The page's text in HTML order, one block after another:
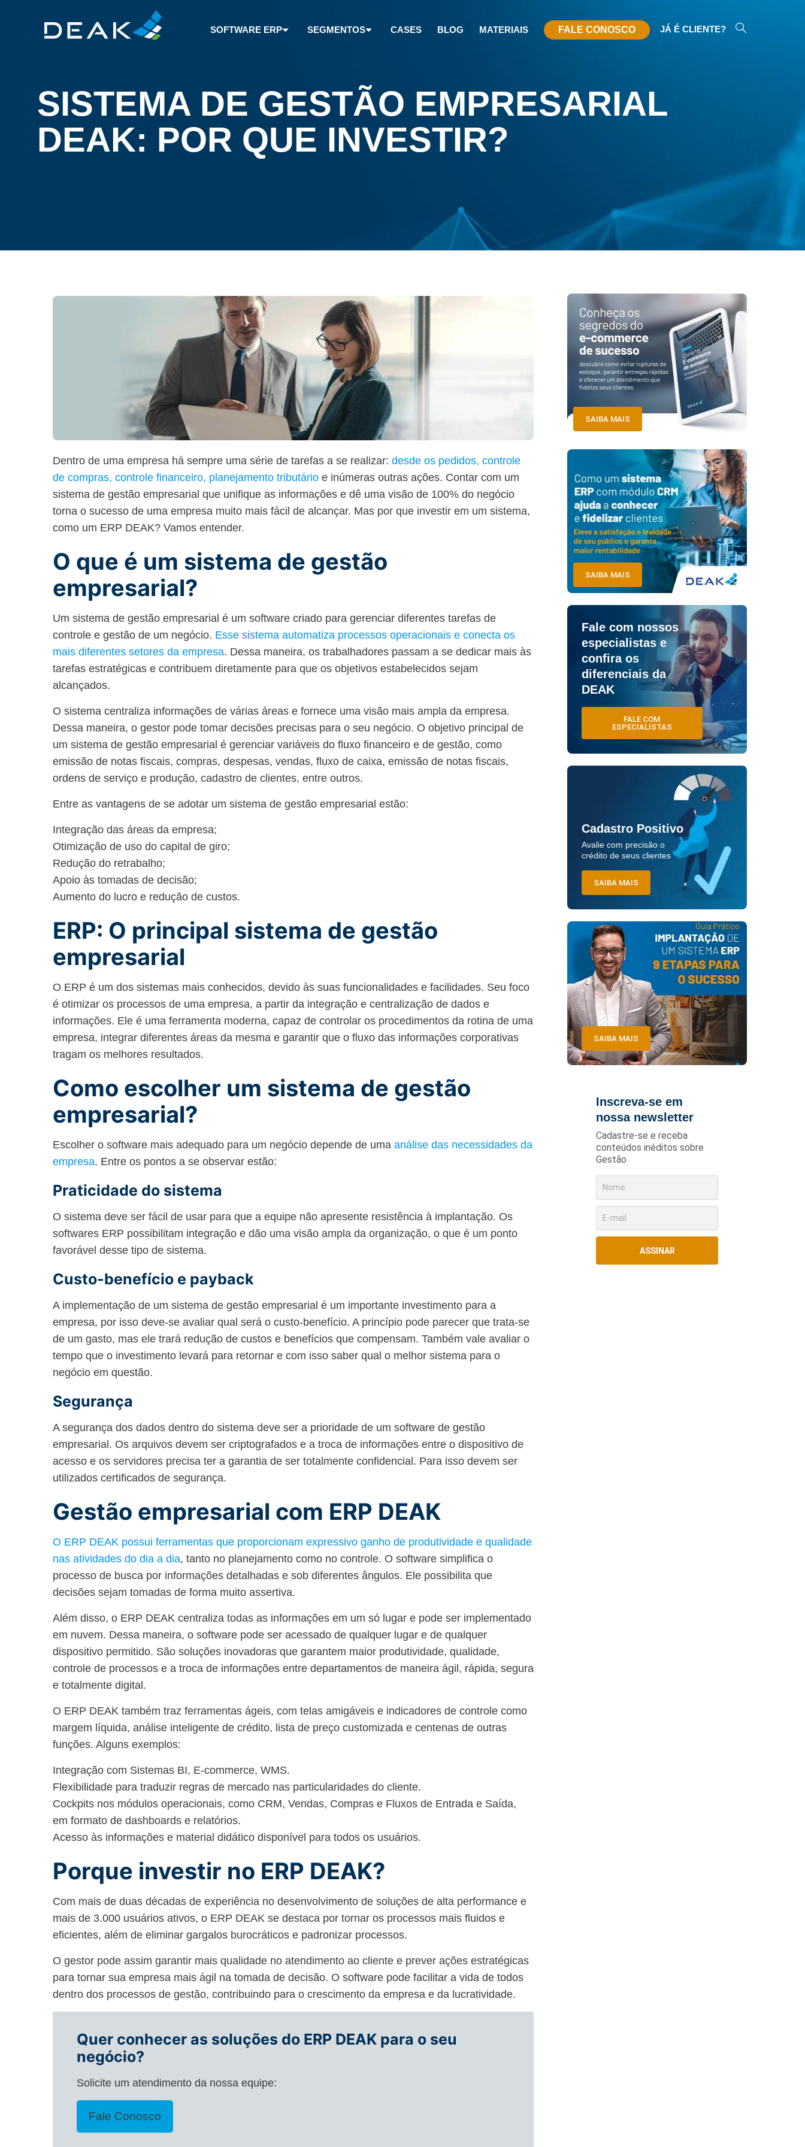
SOFTWARE ERP SEGMENTOS CASES BLOG MATERIAIS FALE CONOSCO JÁ É CLIENTE?
SISTEMA DE GESTÃO EMPRESARIAL
DEAK: POR QUE INVESTIR?
Dentro de uma empresa há sempre uma série de tarefas a se realizar: desde os pedidos, controle
de compras, controle financeiro, planejamento tributário e inúmeras outras ações. Contar com um
sistema de gestão empresarial que unifique as informações e dê uma visão de 100% do negócio
torna o sucesso de uma empresa muito mais fácil de alcançar. Mas por que investir em um sistema,
como um ERP DEAK? Vamos entender.
O que é um sistema de gestão
empresarial?
Um sistema de gestão empresarial é um software criado para gerenciar diferentes tarefas de
controle e gestão de um negócio. Esse sistema automatiza processos operacionais e conecta os
mais diferentes setores da empresa. Dessa maneira, os trabalhadores passam a se dedicar mais às
tarefas estratégicas e contribuem diretamente para que os objetivos estabelecidos sejam
alcançados.
O sistema centraliza informações de várias áreas e fornece uma visão mais ampla da empresa.
Dessa maneira, o gestor pode tomar decisões precisas para o seu negócio. O objetivo principal de
um sistema de gestão empresarial é gerenciar variáveis do fluxo financeiro e de gestão, como
emissão de notas fiscais, compras, despesas, vendas, fluxo de caixa, emissão de notas fiscais,
ordens de serviço e produção, cadastro de clientes, entre outros.
Entre as vantagens de se adotar um sistema de gestão empresarial estão:
Integração das áreas da empresa;
Otimização de uso do capital de giro;
Redução do retrabalho;
Apoio às tomadas de decisão;
Aumento do lucro e redução de custos.
ERP: O principal sistema de gestão
empresarial
O ERP é um dos sistemas mais conhecidos, devido às suas funcionalidades e facilidades. Seu foco
é otimizar os processos de uma empresa, a partir da integração e centralização de dados e
informações. Ele é uma ferramenta moderna, capaz de controlar os procedimentos da rotina de uma
empresa, integrar diferentes áreas da mesma e garantir que o fluxo das informações corporativas
tragam os melhores resultados.
Como escolher um sistema de gestão
empresarial?
Escolher o software mais adequado para um negócio depende de uma análise das necessidades da
empresa. Entre os pontos a se observar estão:
Praticidade do sistema
O sistema deve ser fácil de usar para que a equipe não apresente resistência à implantação. Os
softwares ERP possibilitam integração e dão uma visão ampla da organização, o que é um ponto
favorável desse tipo de sistema.
Custo-benefício e payback
A implementação de um sistema de gestão empresarial é um importante investimento para a
empresa, por isso deve-se avaliar qual será o custo-benefício. A princípio pode parecer que trata-se
de um gasto, mas ele trará redução de custos e benefícios que compensam. Também vale avaliar o
tempo que o investimento levará para retornar e com isso saber qual o melhor sistema para o
negócio em questão.
Segurança
A segurança dos dados dentro do sistema deve ser a prioridade de um software de gestão
empresarial. Os arquivos devem ser criptografados e a troca de informações entre o dispositivo de
acesso e os servidores precisa ter a garantia de ser totalmente confidencial. Para isso devem ser
utilizados certificados de segurança.
Gestão empresarial com ERP DEAK
O ERP DEAK possui ferramentas que proporcionam expressivo ganho de produtividade e qualidade
nas atividades do dia a dia, tanto no planejamento como no controle. O software simplifica o
processo de busca por informações detalhadas e sob diferentes ângulos. Ele possibilita que
decisões sejam tomadas de forma muito assertiva.
Além disso, o ERP DEAK centraliza todas as informações em um só lugar e pode ser implementado
em nuvem. Dessa maneira, o software pode ser acessado de qualquer lugar e de qualquer
dispositivo permitido. São soluções inovadoras que garantem maior produtividade, qualidade,
controle de processos e a troca de informações entre departamentos de maneira ágil, rápida, segura
e totalmente digital.
O ERP DEAK também traz ferramentas ágeis, com telas amigáveis e indicadores de controle como
margem líquida, análise inteligente de crédito, lista de preço customizada e centenas de outras
funções. Alguns exemplos:
Integração com Sistemas BI, E-commerce, WMS.
Flexibilidade para traduzir regras de mercado nas particularidades do cliente.
Cockpits nos módulos operacionais, como CRM, Vendas, Compras e Fluxos de Entrada e Saída,
em formato de dashboards e relatórios.
Acesso às informações e material didático disponível para todos os usuários.
Porque investir no ERP DEAK?
Com mais de duas décadas de experiência no desenvolvimento de soluções de alta performance e
mais de 3.000 usuários ativos, o ERP DEAK se destaca por tornar os processos mais fluidos e
eficientes, além de eliminar gargalos burocráticos e padronizar processos.
O gestor pode assim garantir mais qualidade no atendimento ao cliente e prever ações estratégicas
para tornar sua empresa mais ágil na tomada de decisão. O software pode facilitar a vida de todos
dentro dos processos de gestão, contribuindo para o crescimento da empresa e da lucratividade.
Quer conhecer as soluções do ERP DEAK para o seu
negócio?
Solicite um atendimento da nossa equipe:
Fale Conosco
SAIBA MAIS
SAIBA MAIS
Fale com nossos
especialistas e
confira os
diferenciais da
DEAK
FALE COM
ESPECIALISTAS
Cadastro Positivo
Avalie com precisão o
crédito de seus clientes
SAIBA MAIS
SAIBA MAIS
Inscreva-se em
nossa newsletter
Cadastre-se e receba
conteúdos inéditos sobre
Gestão
ASSINAR